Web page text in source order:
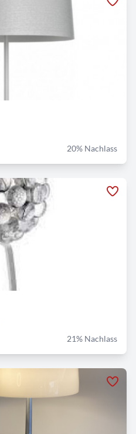
20% Nachlass
21% Nachlass